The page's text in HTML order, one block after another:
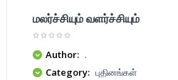
மலர்ச்சியும் வளர்ச்சியும்
Author: .
Category: புதினங்கள்